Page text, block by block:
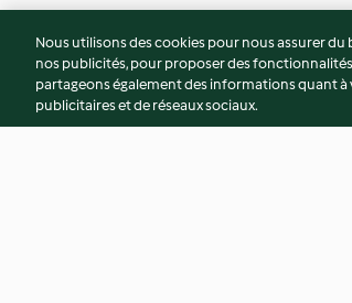
Nous utilisons des cookies pour nous assurer
nos publicités, pour proposer des
partageons également des informations quant
publicitaires et de réseaux sociaux.